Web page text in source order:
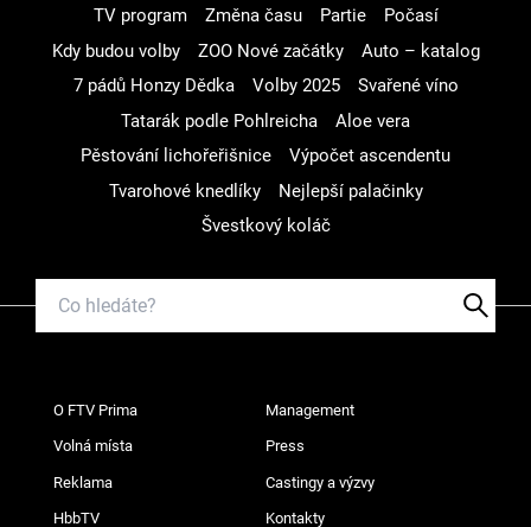
TV program
Změna času Partie
Počasí
Kdy budou volby
ZOO Nové začátky
Auto – katalog
7 pádů Honzy Dědka
Volby 2025
Svařené víno
Tatarák podle Pohlreicha
Aloe vera
Pěstování lichořeřišnice
Výpočet ascendentu
Tvarohové knedlíky
Nejlepší palačinky
Švestkový koláč
O FTV Prima Management
Volná místa Press
Reklama Castingy a výzvy
HbbTV Kontakty